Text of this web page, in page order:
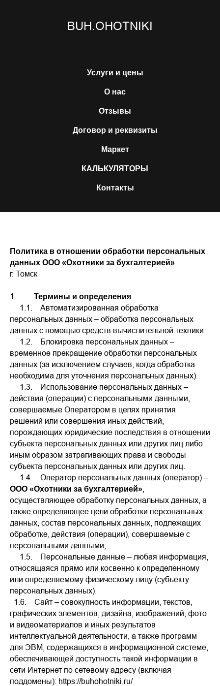
BUH.OHOTNIKI
Услуги и цены
О нас
Отзывы
Договор и реквизиты
Маркет
КАЛЬКУЛЯТОРЫ
Контакты
Политика в отношении обработки персональных
данных ООО «Охотники за бухгалтерией»
г. Томск
1. Термины и определения
1.1. Автоматизированная обработка
персональных данных – обработка персональных
данных с помощью средств вычислительной техники.
1.2. Блокировка персональных данных –
временное прекращение обработки персональных
данных (за исключением случаев, когда обработка
необходима для уточнения персональных данных).
1.3. Использование персональных данных –
действия (операции) с персональными данными,
совершаемые Оператором в целях принятия
решений или совершения иных действий,
порождающих юридические последствия в отношении
субъекта персональных данных или других лиц либо
иным образом затрагивающих права и свободы
субъекта персональных данных или других лиц.
1.4. Оператор персональных данных (оператор) –
ООО «Охотники за бухгалтерией»
осуществляющее обработку персональных данных, а
также определяющее цели обработки персональных
данных, состав персональных данных, подлежащих
обработке, действия (операции), совершаемые с
персональными данными;
1.5. Персональные данные – любая информация,
относящаяся прямо или косвенно к определенному
или определяемому физическому лицу (субъекту
персональных данных).
1.6. Сайт – совокупность информации, текстов,
графических элементов, дизайна, изображений, фото
и видеоматериалов и иных результатов
интеллектуальной деятельности, а также программ
для ЭВМ, содержащихся в информационной системе,
обеспечивающей доступность такой информации в
сети Интернет по сетевому адресу (включая
поддомены): https://buhohotniki.ru/